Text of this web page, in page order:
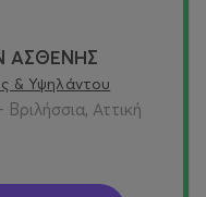
ΑΣΘΕΝΗΣ
& Υψηλάντου
Αττική